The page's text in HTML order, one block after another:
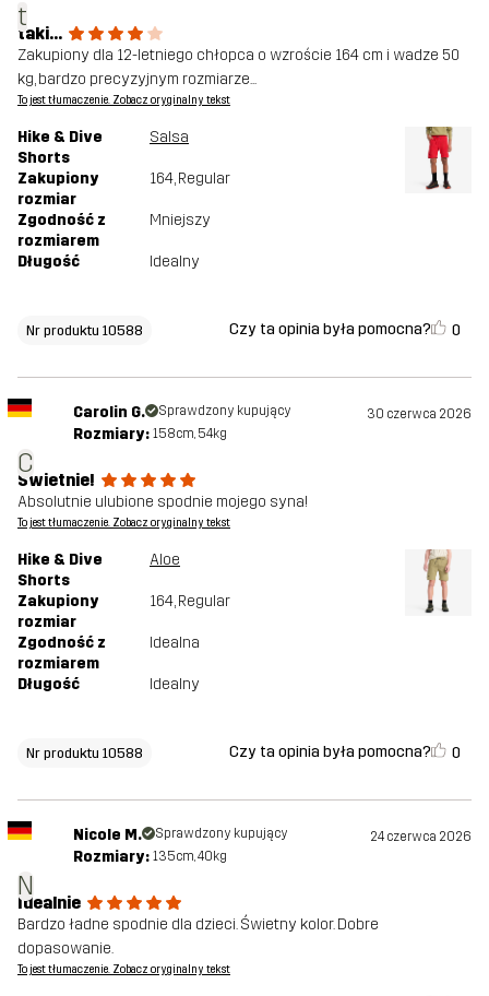
t
taki...
Zakupiony dla 12-letniego chłopca o wzroście 164 cm i wadze 50
kg, bardzo precyzyjnym rozmiarze...
To jest tłumaczenie. Zobacz oryginalny tekst
Hike & Dive
Shorts
Salsa
Zakupiony
rozmiar
164, Regular
Zgodność z
rozmiarem
Mniejszy
Długość Idealny
Nr produktu 10588 Czy ta opinia była pomocna? 0
C
Carolin G. Sprawdzony kupujący 30 czerwca 2026
Rozmiary: 158cm, 54kg
Świetnie!
Absolutnie ulubione spodnie mojego syna!
To jest tłumaczenie. Zobacz oryginalny tekst
Hike & Dive
Shorts
Aloe
Zakupiony
rozmiar
164, Regular
Zgodność z
rozmiarem
Idealna
Długość Idealny
Nr produktu 10588 Czy ta opinia była pomocna? 0
N
Nicole M. Sprawdzony kupujący 24 czerwca 2026
Rozmiary: 135cm, 40kg
Idealnie
Bardzo ładne spodnie dla dzieci. Świetny kolor. Dobre
dopasowanie.
To jest tłumaczenie. Zobacz oryginalny tekst